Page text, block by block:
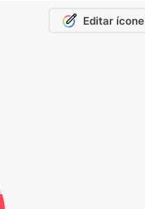
Editar ícone